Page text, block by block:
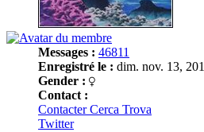
Messages : 46811
Enregistré le : dim. nov. 13,
Gender :
Contact :
Contacter Cerca Trova
Twitter